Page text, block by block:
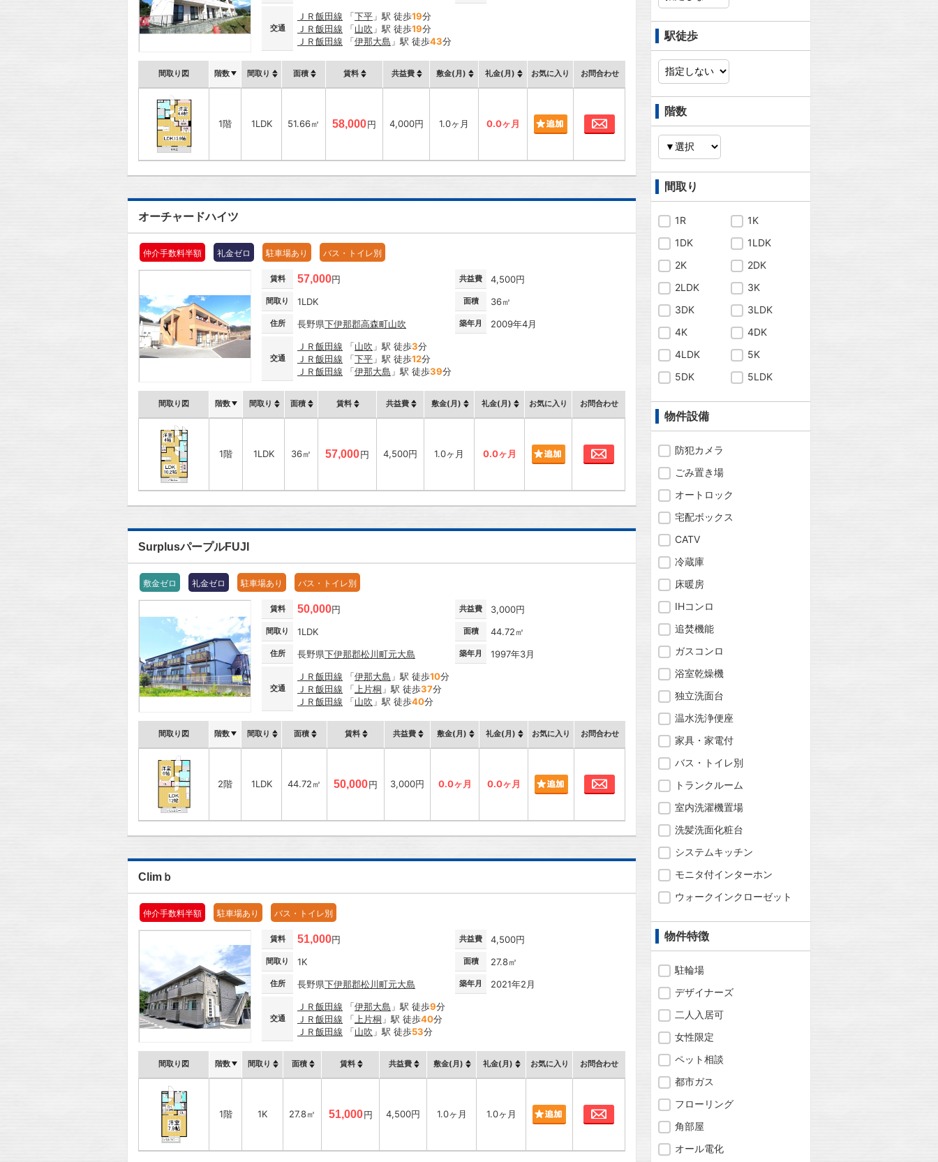
交通
ＪＲ飯田線 「下平 」駅 徒歩19分
ＪＲ飯田線 「山吹 」駅 徒歩19分
ＪＲ飯田線 「伊那大島 」駅 徒歩43分
間取り図 階数 間取り 面積 賃料 共益費 敷金(月) 礼金(月) お気に入り お問合わせ
1階 1LDK 51.66㎡ 58,000円 4,000円 1.0ヶ月 0.0ヶ月 お問合わせ
オーチャードハイツ
仲介手数料半額 礼金ゼロ 駐車場あり バス・トイレ別
賃料 57,000円 共益費 4,500円
間取り 1LDK 面積 36㎡
住所 長野県下伊那郡高森町山吹 築年月 2009年4月
交通
ＪＲ飯田線 「山吹 」駅 徒歩3分
ＪＲ飯田線 「下平 」駅 徒歩12分
ＪＲ飯田線 「伊那大島 」駅 徒歩39分
間取り図 階数 間取り 面積 賃料 共益費 敷金(月) 礼金(月) お気に入り お問合わせ
1階 1LDK 36㎡ 57,000円 4,500円 1.0ヶ月 0.0ヶ月 お問合わせ
SurplusパープルFUJI
敷金ゼロ 礼金ゼロ 駐車場あり バス・トイレ別
賃料 50,000円 共益費 3,000円
間取り 1LDK 面積 44.72㎡
住所 長野県下伊那郡松川町元大島 築年月 1997年3月
交通
ＪＲ飯田線 「伊那大島 」駅 徒歩10分
ＪＲ飯田線 「 上片桐 」駅 徒歩37分
ＪＲ飯田線 「山吹 」駅 徒歩40分
間取り図 階数 間取り 面積 賃料 共益費 敷金(月) 礼金(月) お気に入り お問合わせ
2階 1LDK 44.72㎡ 50,000円 3,000円 0.0ヶ月 0.0ヶ月 お問合わせ
Climｂ
仲介手数料半額 駐車場あり バス・トイレ別
賃料 51,000円 共益費 4,500円
間取り 1K 面積 27.8㎡
住所 長野県下伊那郡松川町元大島 築年月 2021年2月
交通
ＪＲ飯田線 「伊那大島 」駅 徒歩9分
ＪＲ飯田線 「 上片桐 」駅 徒歩40分
ＪＲ飯田線 「山吹 」駅 徒歩53分
間取り図 階数 間取り 面積 賃料 共益費 敷金(月) 礼金(月) お気に入り お問合わせ
1階 1K 27.8㎡ 51,000円 4,500円 1.0ヶ月 1.0ヶ月 お問合わせ
駅徒歩
階数
間取り
1R
1K
1DK
1LDK
2K
2DK
2LDK
3K
3DK
3LDK
4K
4DK
4LDK
5K
5DK
5LDK
物件設備
防犯カメラ
ごみ置き場
オートロック
宅配ボックス
CATV
冷蔵庫
床暖房
IHコンロ
追焚機能
ガスコンロ
浴室乾燥機
独立洗面台
温水洗浄便座
家具・家電付
バス・トイレ別
トランクルーム
室内洗濯機置場
洗髪洗面化粧台
システムキッチン
モニタ付インターホン
ウォークインクローゼット
物件特徴
駐輪場
デザイナーズ
二人入居可
女性限定
ペット相談
都市ガス
フローリング
角部屋
オール電化